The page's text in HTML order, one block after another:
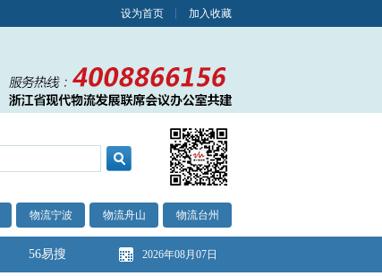
设为首页 加入收藏
物流宁波 物流舟山 物流台州
56易搜 2026年08月07日